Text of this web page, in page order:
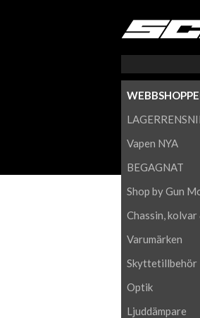
Vapen NYA
BEGAGNAT
Shop by Gun
Chassin,
Varumärken
Skyttetillbehör
Optik
Ljuddämpare